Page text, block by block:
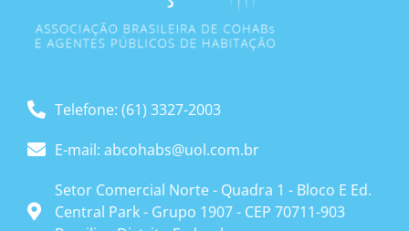
Telefone: (61) 3327-2003
E-mail: abcohabs@uol.com.br
Setor Comercial Norte - Quadra 1 - Bloco E Ed.
Central Park - Grupo 1907 - CEP 70711-903